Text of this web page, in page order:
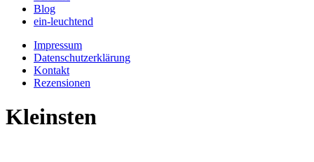
Blog
ein-leuchtend
Impressum
Datenschutzerklärung
Kontakt
Rezensionen
Kleinsten